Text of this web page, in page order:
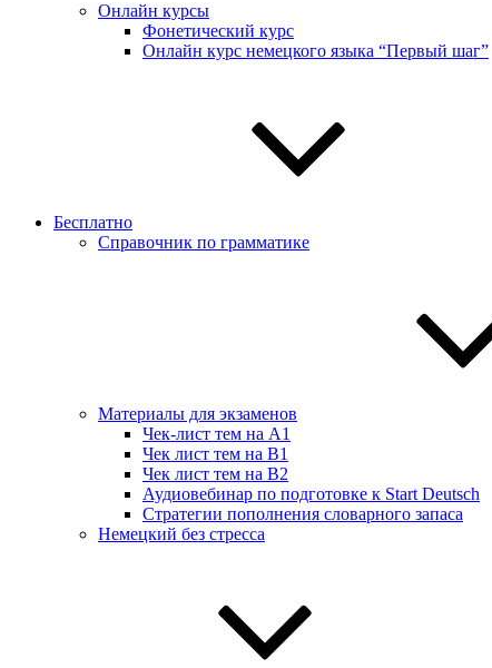
Онлайн курсы
Фонетический курс
Онлайн курс немецкого языка “Первый шаг”
Бесплатно
Справочник по грамматике
Материалы для экзаменов
Чек-лист тем на А1
Чек лист тем на B1
Чек лист тем на B2
Аудиовебинар по подготовке к Start Deutsch
Стратегии пополнения словарного запаса
Немецкий без стресса